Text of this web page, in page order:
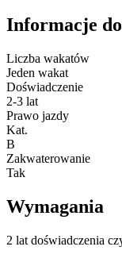
Informacje
Liczba wakatów
Jeden wakat
Doświadczenie
2-3 lat
Prawo jazdy
Kat.
B
Zakwaterowanie
Tak
Wymagania
2 lat doświadczenia